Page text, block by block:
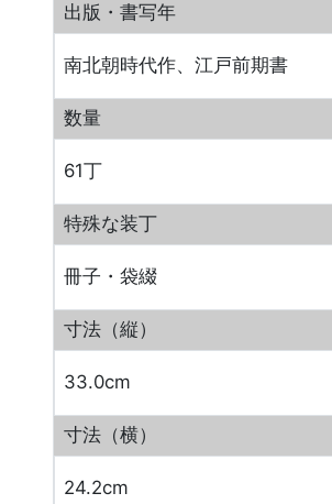
出版・書写年
南北朝時代作、江戸前期書
数量
61丁
特殊な装丁
冊子・袋綴
寸法（縦）
33.0cm
寸法（横）
24.2cm